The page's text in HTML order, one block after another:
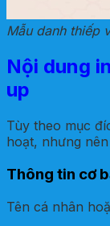
Mẫu danh thiếp
Nội dung
up
Tùy theo mục
hoạt, nhưng
Thông tin cơ
Tên cá nhân